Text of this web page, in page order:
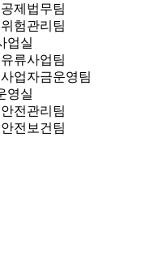
공제법무팀
위험관리팀
업실
유류사업팀
사업자금운영팀
영실
안전관리팀
안전보건팀